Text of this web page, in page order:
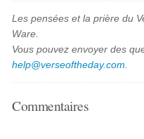
Les pensées et la prière du
Ware.
Vous pouvez envoyer des
help@verseoftheday.com
Commentaires